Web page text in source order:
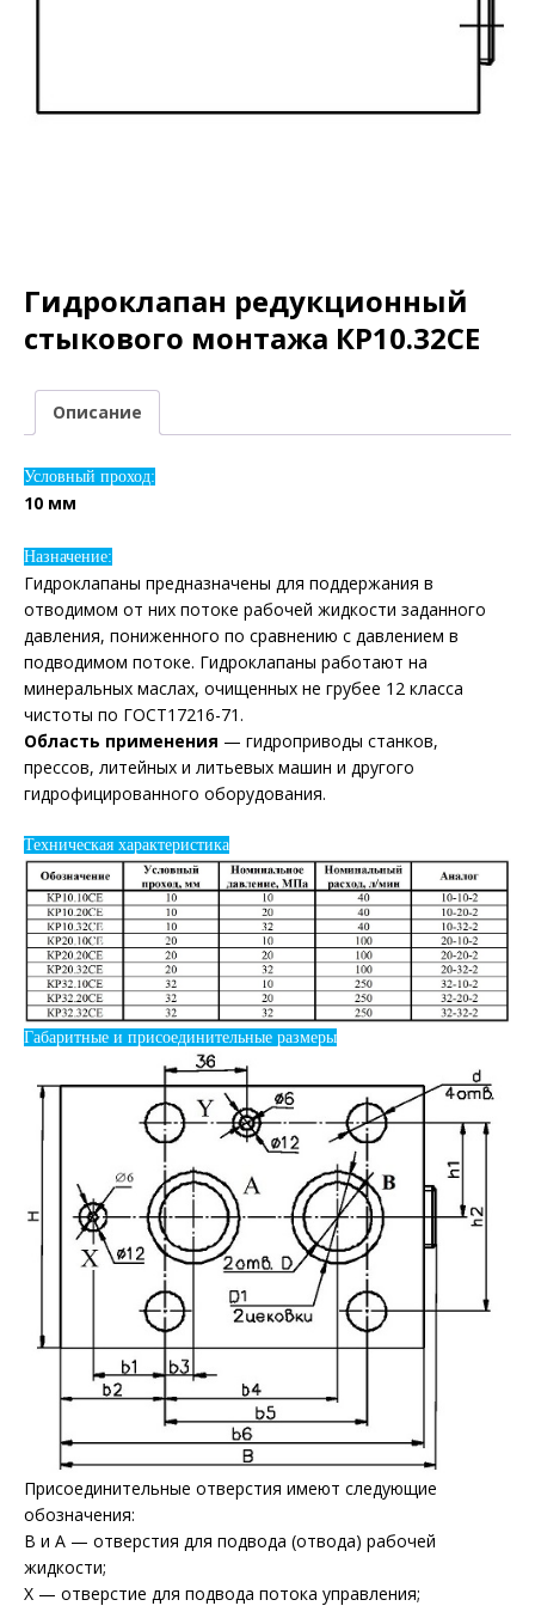
Гидроклапан редукционный
стыкового монтажа КР10.32СЕ
Описание
Условный проход:
10 мм
Назначение:
Гидроклапаны предназначены для поддержания в
отводимом от них потоке рабочей жидкости заданного
давления, пониженного по сравнению с давлением в
подводимом потоке. Гидроклапаны работают на
минеральных маслах, очищенных не грубее 12 класса
чистоты по ГОСТ17216-71.
Область пpименения — гидроприводы станков,
прессов, литейных и литьевых машин и другого
гидрофицированного оборудования.
Техническая характеристика
Габаритные и присоединительные размеры
Присоединительные отверстия имеют следующие
обозначения:
В и А — отверстия для подвода (отвода) рабочей
жидкости;
Х — отверстие для подвода потока управления;